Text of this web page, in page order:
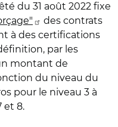
du 31 août 2022 fixe
des contrats
à des certifications
par les
montant de
du niveau du
pour le niveau 3 à
et 8.